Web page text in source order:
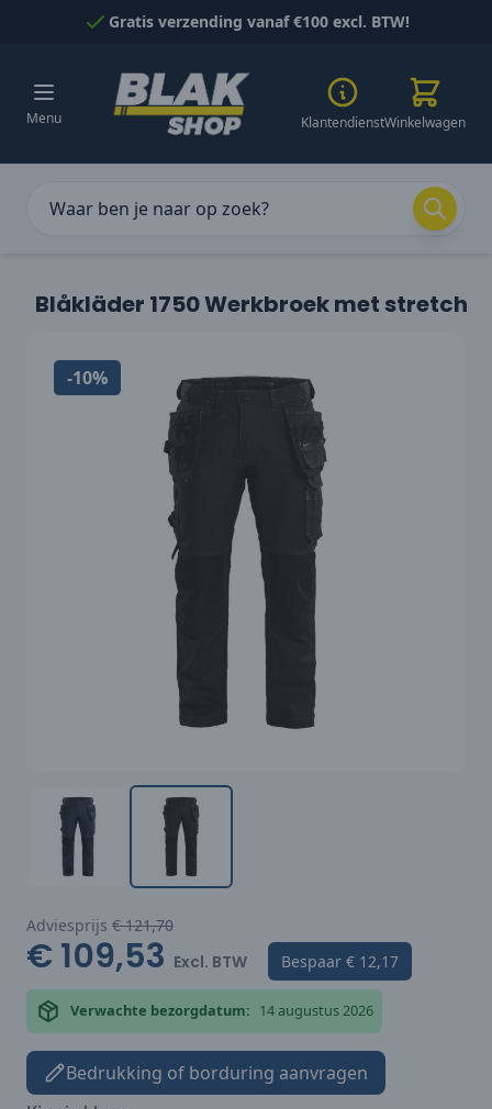
Naar inhoud gaanGratis verzending vanaf €100 excl. BTW!
Menu KlantendienstWinkelwagen
Blåkläder 1750 Werkbroek met stretch
-10%
Adviesprijs € 121,70
€ 109,53 Excl. BTW Bespaar € 12,17
Verwachte bezorgdatum: 14 augustus 2026
Bedrukking of borduring aanvragen